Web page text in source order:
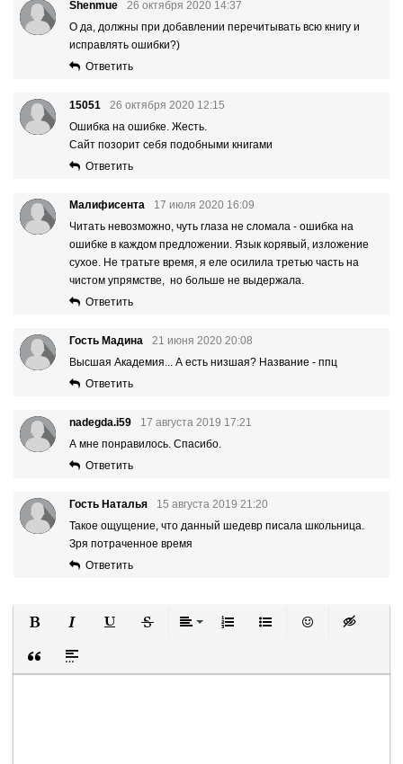
Shenmue
26 октября 2020 14:37
О да, должны при добавлении перечитывать всю книгу и
исправлять ошибки?)
Ответить
15051
26 октября 2020 12:15
Ошибка на ошибке. Жесть.
Сайт позорит себя подобными книгами
Ответить
Малифисента
17 июля 2020 16:09
Читать невозможно, чуть глаза не сломала - ошибка на
ошибке в каждом предложении. Язык корявый, изложение
сухое. Не тратьте время, я еле осилила третью часть на
чистом упрямстве, но больше не выдержала.
Ответить
Гость Мадина
21 июня 2020 20:08
Высшая Академия... А есть низшая? Название - ппц
Ответить
nadegda.i59
17 августа 2019 17:21
А мне понравилось. Спасибо.
Ответить
Гость Наталья
15 августа 2019 21:20
Такое ощущение, что данный шедевр писала школьница.
Зря потраченное время
Ответить
Вставка цитаты
Вставка спойлера